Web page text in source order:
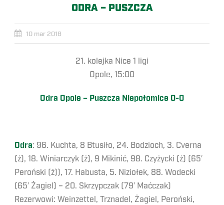
ODRA – PUSZCZA
10 mar 2018
21. kolejka Nice 1 ligi
Opole, 15:00
Odra Opole – Puszcza Niepołomice 0-0
Odra: 96. Kuchta, 8 Btusiło, 24. Bodzioch, 3. Cverna
(ż), 18. Winiarczyk (ż), 9 Mikinić, 98. Czyżycki (ż) (65′
Peroński (ż)), 17. Habusta, 5. Niziołek, 88. Wodecki
(65′ Żagiel) – 20. Skrzypczak (79′ Maćczak)
Rezerwowi: Weinzettel, Trznadel, Żagiel, Peroński,